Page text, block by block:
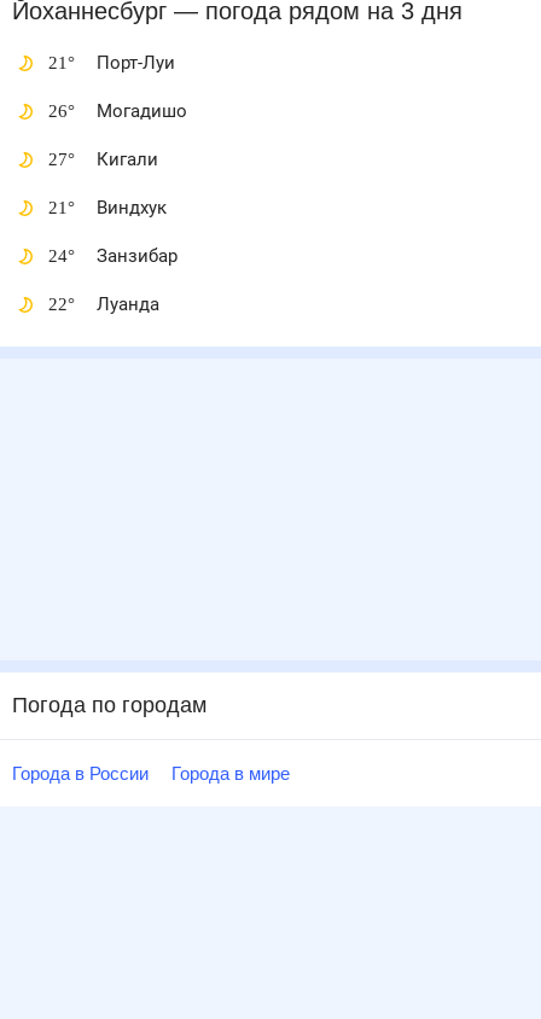
Йоханнесбург— погода рядом на 3 дня
21° Порт-Луи
26° Могадишо
27° Кигали
21° Виндхук
24° Занзибар
22° Луанда
Погода по городам
Города в России Города в мире